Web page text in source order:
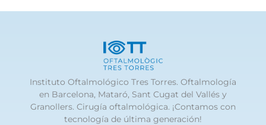
Instituto Oftalmológico Tres Torres. Oftalmología
en Barcelona, Mataró, Sant Cugat del Vallés y
Granollers. Cirugía oftalmológica. ¡Contamos con
tecnología de última generación!